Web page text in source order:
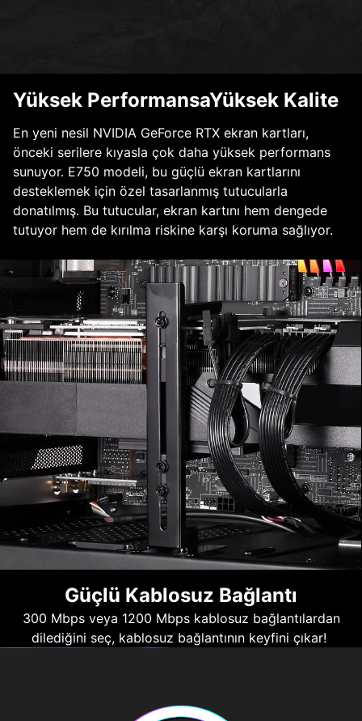
Yüksek PerformansaYüksek Kalite
En yeni nesil NVIDIA GeForce RTX ekran kartları,
önceki serilere kıyasla çok daha yüksek performans
sunuyor. E750 modeli, bu güçlü ekran kartlarını
desteklemek için özel tasarlanmış tutucularla
donatılmış. Bu tutucular, ekran kartını hem dengede
tutuyor hem de kırılma riskine karşı koruma sağlıyor.
Güçlü Kablosuz Bağlantı
300 Mbps veya 1200 Mbps kablosuz bağlantılardan
dilediğini seç, kablosuz bağlantının keyfini çıkar!